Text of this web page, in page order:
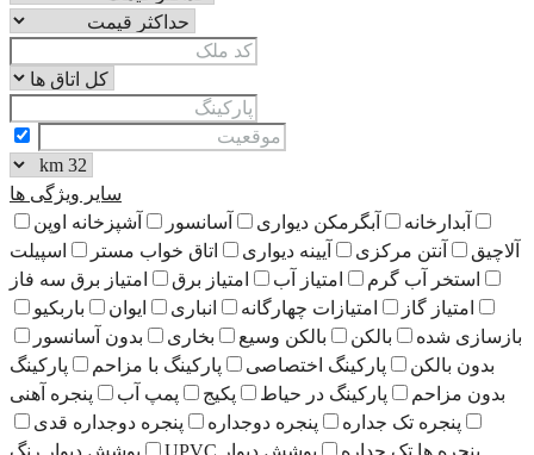
سایر ویژگی ها
آبگرمکن دیواری آسانسور
آشپزخانه اوپن
آنتن مرکزی
آیینه دیواری اتاق خواب مستر
اسپیلت
آب گرم
امتیاز آب امتیاز برق
امتیاز برق سه فاز
گاز
امتیازات چهارگانه انباری ایوان
باربکیو
بالکن بالکن وسیع بخاری
بدون آسانسور
پارکینگ اختصاصی پارکینگ با مزاحم
پارکینگ
پارکینگ در حیاط پکیج پمپ آب
پنجره آهنی
تک جداره
پنجره دوجداره
پنجره دوجداره قدی
ها تک جداره
پوشش دیوار UPVC
پوشش دیوار رنگ